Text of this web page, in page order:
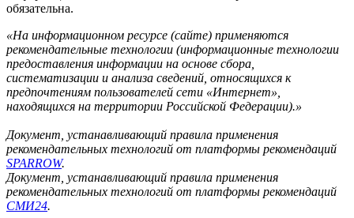
обязательна.
«На информационном ресурсе (сайте) применяются
рекомендательные технологии (информационные технологии
предоставления информации на основе сбора,
систематизации и анализа сведений, относящихся к
предпочтениям пользователей сети «Интернет»,
находящихся на территории Российской Федерации).»
Документ, устанавливающий правила применения
рекомендательных технологий от платформы рекомендаций
SPARROW.
Документ, устанавливающий правила применения
рекомендательных технологий от платформы рекомендаций
СМИ24.